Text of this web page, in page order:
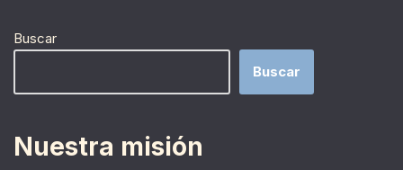
Buscar
Buscar
Nuestra misión